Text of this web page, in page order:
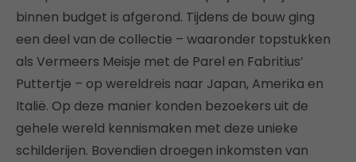
binnen budget is afgerond. Tijdens de bouw ging
een deel van de collectie – waaronder topstukken
als Vermeers Meisje met de Parel en Fabritius’
Puttertje – op wereldreis naar Japan, Amerika en
Italië. Op deze manier konden bezoekers uit de
gehele wereld kennismaken met deze unieke
schilderijen. Bovendien droegen inkomsten van